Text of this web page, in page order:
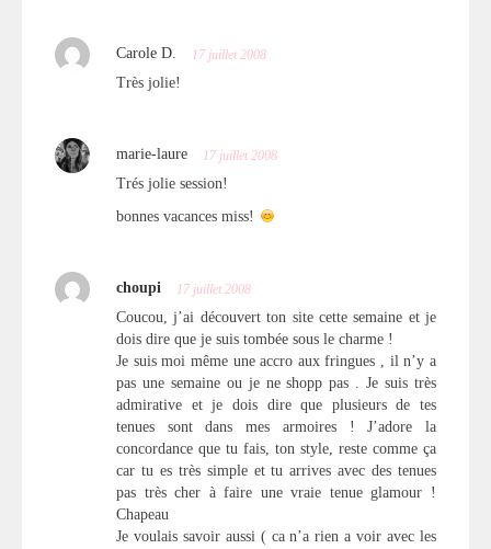
Carole D. 17 juillet 2008
Très jolie!
marie-laure 17 juillet 2008
Trés jolie session!
bonnes vacances miss!
choupi 17 juillet 2008
Coucou, j’ai découvert ton site cette semaine et je
dois dire que je suis tombée sous le charme !
Je suis moi même une accro aux fringues , il n’y a
pas une semaine ou je ne shopp pas . Je suis très
admirative et je dois dire que plusieurs de tes
tenues sont dans mes armoires ! J’adore la
concordance que tu fais, ton style, reste comme ça
car tu es très simple et tu arrives avec des tenues
pas très cher à faire une vraie tenue glamour !
Chapeau
Je voulais savoir aussi ( ca n’a rien a voir avec les